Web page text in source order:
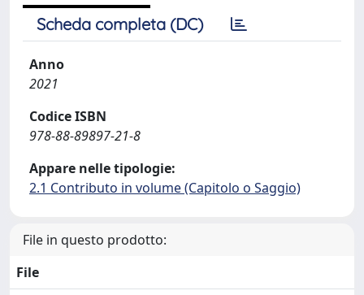
Scheda completa (DC)
Anno
2021
Codice ISBN
978-88-89897-21-8
Appare nelle tipologie:
2.1 Contributo in volume (Capitolo o Saggio)
File in questo prodotto:
File